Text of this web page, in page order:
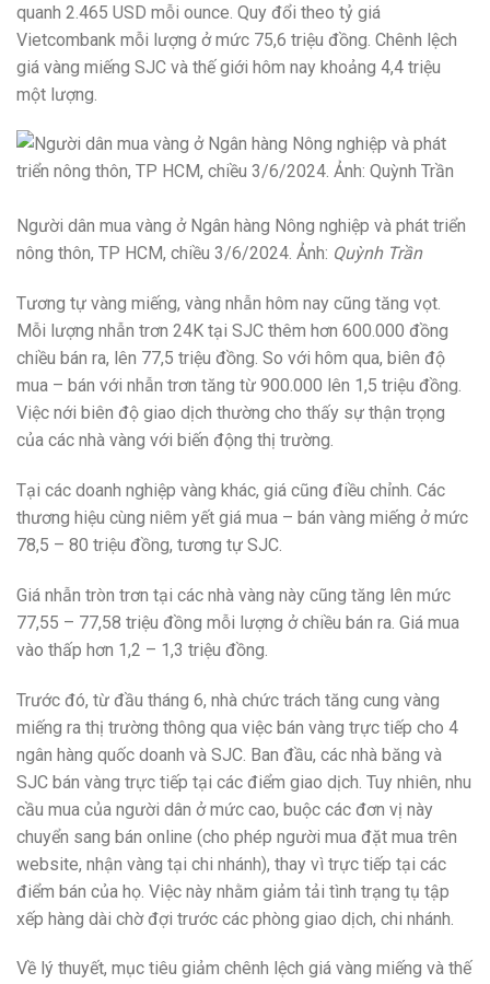
quanh 2.465 USD mỗi ounce. Quy đổi theo tỷ giá
Vietcombank mỗi lượng ở mức 75,6 triệu đồng. Chênh lệch
giá vàng miếng SJC và thế giới hôm nay khoảng 4,4 triệu
một lượng.
Người dân mua vàng ở Ngân hàng Nông nghiệp và phát triển
nông thôn, TP HCM, chiều 3/6/2024. Ảnh: Quỳnh Trần
Tương tự vàng miếng, vàng nhẫn hôm nay cũng tăng vọt.
Mỗi lượng nhẫn trơn 24K tại SJC thêm hơn 600.000 đồng
chiều bán ra, lên 77,5 triệu đồng. So với hôm qua, biên độ
mua – bán với nhẫn trơn tăng từ 900.000 lên 1,5 triệu đồng.
Việc nới biên độ giao dịch thường cho thấy sự thận trọng
của các nhà vàng với biến động thị trường.
Tại các doanh nghiệp vàng khác, giá cũng điều chỉnh. Các
thương hiệu cùng niêm yết giá mua – bán vàng miếng ở mức
78,5 – 80 triệu đồng, tương tự SJC.
Giá nhẫn tròn trơn tại các nhà vàng này cũng tăng lên mức
77,55 – 77,58 triệu đồng mỗi lượng ở chiều bán ra. Giá mua
vào thấp hơn 1,2 – 1,3 triệu đồng.
Trước đó, từ đầu tháng 6, nhà chức trách tăng cung vàng
miếng ra thị trường thông qua việc bán vàng trực tiếp cho 4
ngân hàng quốc doanh và SJC. Ban đầu, các nhà băng và
SJC bán vàng trực tiếp tại các điểm giao dịch. Tuy nhiên, nhu
cầu mua của người dân ở mức cao, buộc các đơn vị này
chuyển sang bán online (cho phép người mua đặt mua trên
website, nhận vàng tại chi nhánh), thay vì trực tiếp tại các
điểm bán của họ. Việc này nhằm giảm tải tình trạng tụ tập
xếp hàng dài chờ đợi trước các phòng giao dịch, chi nhánh.
Về lý thuyết, mục tiêu giảm chênh lệch giá vàng miếng và thế